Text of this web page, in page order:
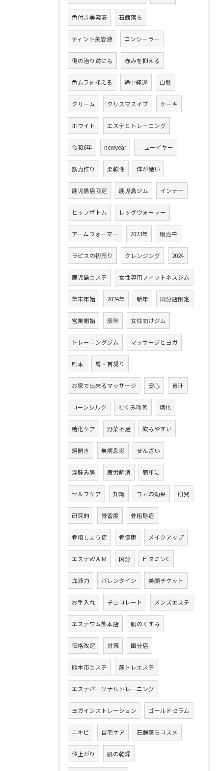
色付き美容液 石鹸落ち
ティント美容液 コンシーラー
傷の治り跡にも 赤みを抑える
色ムラを抑える 途中経過 白髪
クリーム クリスマスイブ ケーキ
ホワイト エステとトレーニング
令和6年 newyear ニューイヤー
筋力作り 柔軟性 体が硬い
鹿児島店限定 鹿児島ジム インナー
ヒップボトム レッグウォーマー
アームウォーマー 2023年 販売中
ラピスの初売り クレンジング 2024
鹿児島エステ 女性専用フィットネスジム
年末年始 2024年 新年 国分店限定
営業開始 辰年 女性向けジム
トレーニングジム マッサージとヨガ
熊本 肩・首凝り
お家で出来るマッサージ 安心 青汁
コーンシルク むくみ改善 糖化
糖化ケア 野菜不足 飲みやすい
鏡開き 無病息災 ぜんざい
浮腫み腸 疲労解消 簡単に
セルフケア 知識 ヨガの効果 研究
研究的 骨密度 骨粗鬆症
骨粗しょう症 骨健康 メイクアップ
エステＷＡＭ 国分 ビタミンC
血液力 バレンタイン 美顔チケット
お手入れ チョコレート メンズエステ
エステワム熊本店 肌のくすみ
価格改定 対策 国分店
熊本市エステ 筋トレエステ
エステパーソナルトレーニング
ヨガインストレーション ゴールドセラム
ニキビ 自宅ケア 石鹸落ちコスメ
値上がり 肌の乾燥